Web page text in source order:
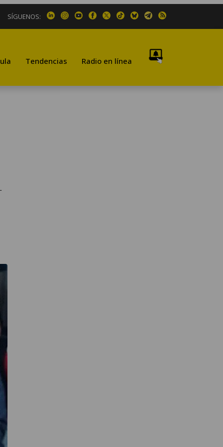
SÍGUENOS:
Tendencias Radio en línea